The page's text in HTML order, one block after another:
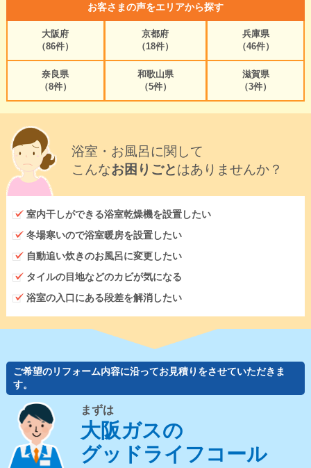
お客さまの声をエリアから探す
大阪府
（86件）
京都府
（18件）
兵庫県
（46件）
奈良県
（8件）
和歌山県
（5件）
滋賀県
（3件）
浴室・お風呂に関して
こんなお困りごとはありませんか？
室内干しができる浴室乾燥機を設置したい
冬場寒いので浴室暖房を設置したい
自動追い炊きのお風呂に変更したい
タイルの目地などのカビが気になる
浴室の入口にある段差を解消したい
ご希望のリフォーム内容に沿ってお見積りをさせていただきま
す。
まずは
大阪ガスの
グッドライフコール